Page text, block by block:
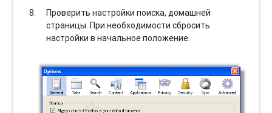
Проверить настройки поиска, домашней
страницы. При необходимости сбросить
настройки в начальное положение.